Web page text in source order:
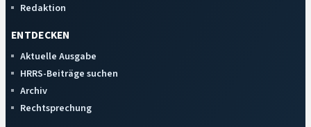
Redaktion
ENTDECKEN
Aktuelle Ausgabe
HRRS-Beiträge suchen
Archiv
Rechtsprechung